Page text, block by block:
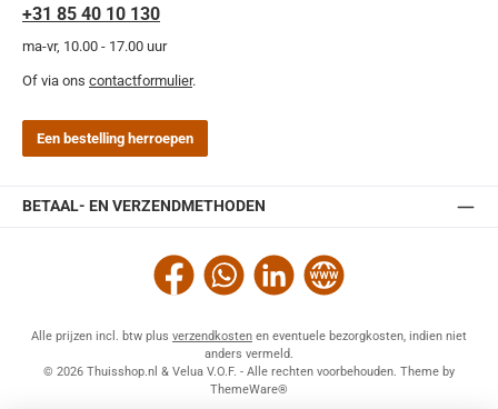
+31 85 40 10 130
ma-vr, 10.00 - 17.00 uur
Of via ons contactformulier.
Een bestelling herroepen
BETAAL- EN VERZENDMETHODEN
Facebook WhatsAppLinkedIn Website
Alle prijzen incl. btw plus verzendkosten en eventuele bezorgkosten, indien niet
anders vermeld.
© 2026 Thuisshop.nl & Velua V.O.F. - Alle rechten voorbehouden. Theme by
ThemeWare®